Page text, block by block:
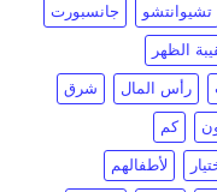
هل سبق لك أن واجهت صعوبة
تشيوانتشو جانسبورت
الظهر
رأس المال شرق
كم
لأطفالهم